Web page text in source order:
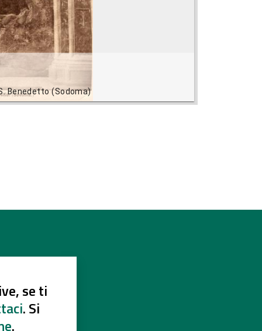
Benedetto (Sodoma)
se ti
. Si
.